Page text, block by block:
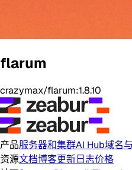
flarum
crazymax/flarum:1.8.10
产品服务器和集群AI Hub域名
资源文档博客更新日志价格